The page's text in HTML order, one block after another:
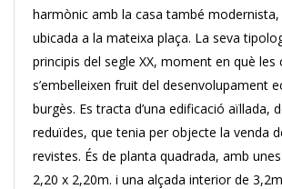
harmònic amb la casa també modernista,
ubicada a la mateixa plaça. La seva
principis del segle XX, moment en què les
s’embelleixen fruit del desenvolupament
burgès. Es tracta d’una edificació aïllada,
reduïdes, que tenia per objecte la venda
revistes. És de planta quadrada, amb
2,20 x 2,20m. i una alçada interior de